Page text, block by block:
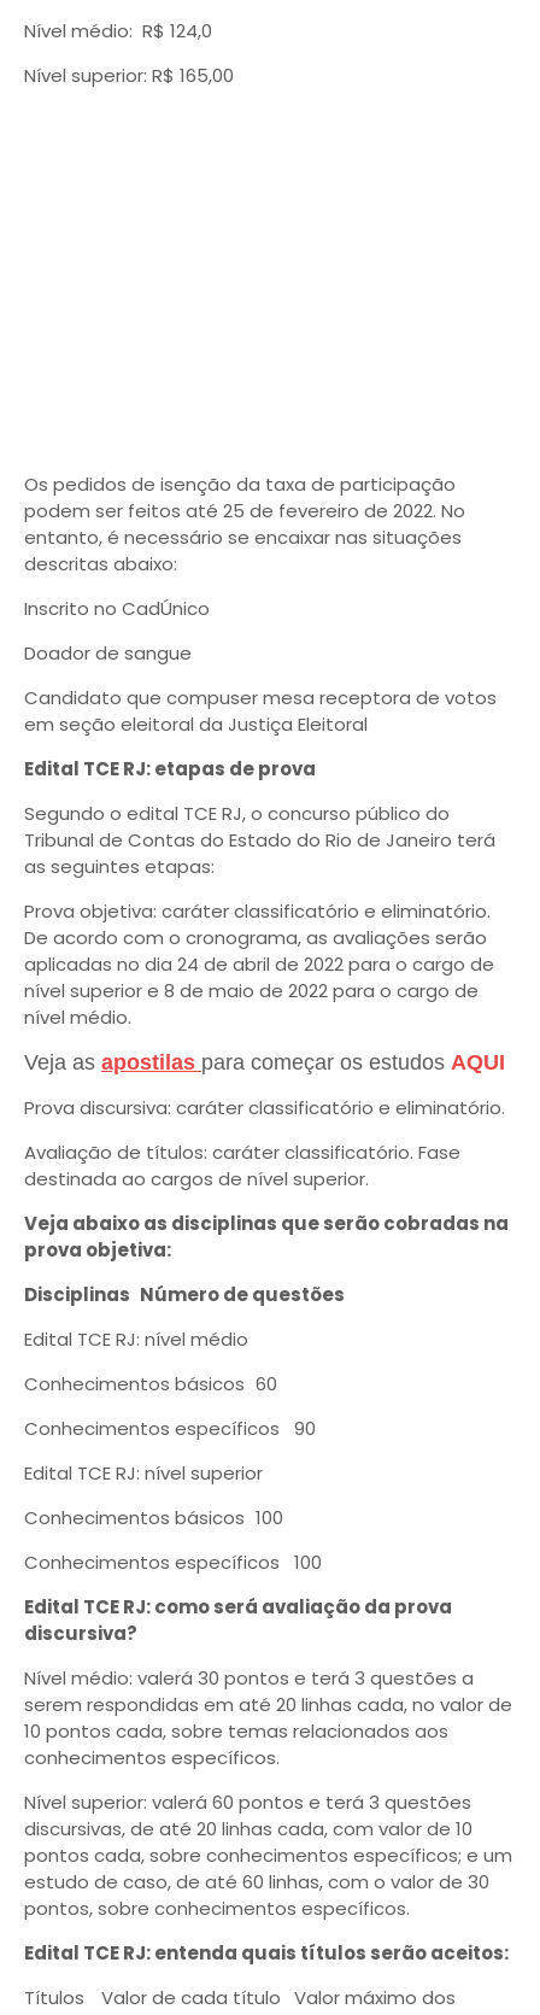
Nível médio: R$ 124,0
Nível superior: R$ 165,00
Os pedidos de isenção da taxa de participação
podem ser feitos até 25 de fevereiro de 2022. No
entanto, é necessário se encaixar nas situações
descritas abaixo:
Inscrito no CadÚnico
Doador de sangue
Candidato que compuser mesa receptora de votos
em seção eleitoral da Justiça Eleitoral
Edital TCE RJ: etapas de prova
Segundo o edital TCE RJ, o concurso público do
Tribunal de Contas do Estado do Rio de Janeiro terá
as seguintes etapas:
Prova objetiva: caráter classificatório e eliminatório.
De acordo com o cronograma, as avaliações serão
aplicadas no dia 24 de abril de 2022 para o cargo de
nível superior e 8 de maio de 2022 para o cargo de
nível médio.
Veja as apostilas para começar os estudos AQUI
Prova discursiva: caráter classificatório e eliminatório.
Avaliação de títulos: caráter classificatório. Fase
destinada ao cargos de nível superior.
Veja abaixo as disciplinas que serão cobradas na
prova objetiva:
Disciplinas Número de questões
Edital TCE RJ: nível médio
Conhecimentos básicos 60
Conhecimentos específicos
90
Edital TCE RJ: nível superior
Conhecimentos básicos 100
Conhecimentos específicos
100
Edital TCE RJ: como será avaliação da prova
discursiva?
Nível médio: valerá 30 pontos e terá 3 questões a
serem respondidas em até 20 linhas cada, no valor de
10 pontos cada, sobre temas relacionados aos
conhecimentos específicos.
Nível superior: valerá 60 pontos e terá 3 questões
discursivas, de até 20 linhas cada, com valor de 10
pontos cada, sobre conhecimentos específicos; e um
estudo de caso, de até 60 linhas, com o valor de 30
pontos, sobre conhecimentos específicos.
Edital TCE RJ: entenda quais títulos serão aceitos:
Títulos
Valor de cada título Valor máximo dos